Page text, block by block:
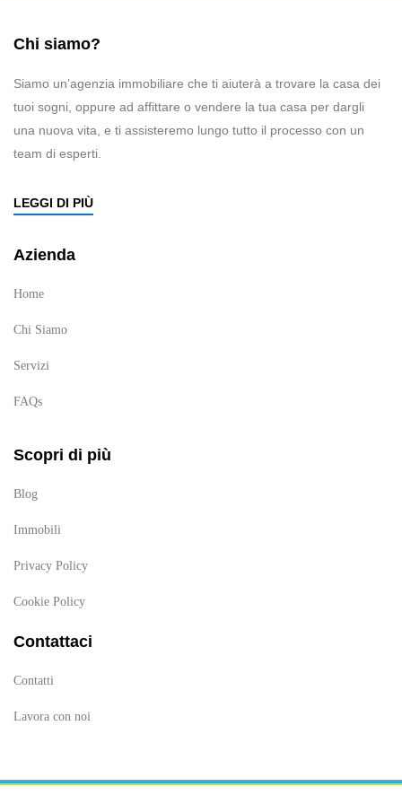
Chi siamo?
Siamo un’agenzia immobiliare che ti aiuterà a trovare la casa dei
tuoi sogni, oppure ad affittare o vendere la tua casa per dargli
una nuova vita, e ti assisteremo lungo tutto il processo con un
team di esperti.
LEGGI DI PIÙ
Azienda
Home
Chi Siamo
Servizi
FAQs
Scopri di più
Blog
Immobili
Privacy Policy
Cookie Policy
Contattaci
Contatti
Lavora con noi